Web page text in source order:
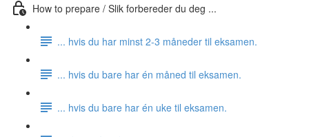
How to prepare / Slik forbereder du deg ...
... hvis du har minst 2-3 måneder til eksamen.
... hvis du bare har én måned til eksamen.
... hvis du bare har én uke til eksamen.